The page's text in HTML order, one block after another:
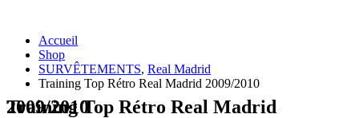
Accueil
Shop
SURVÊTEMENTS, Real Madrid
Training Top Rétro Real Madrid 2009/2010
Training Top Rétro Real Madrid 2009/2010